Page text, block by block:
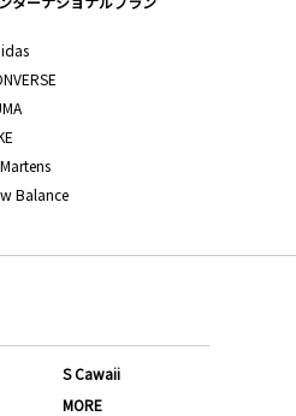
Balance
S Cawaii
MORE